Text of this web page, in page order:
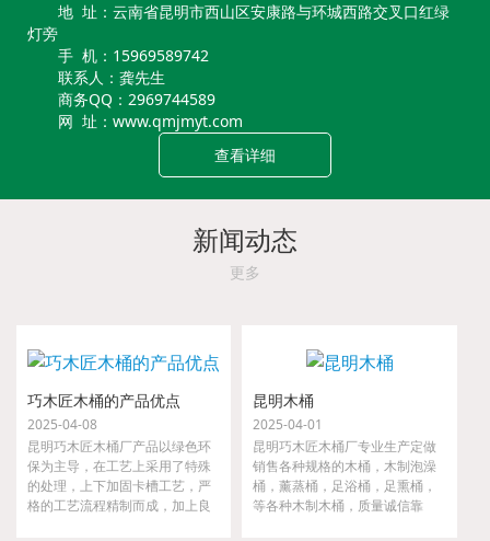
地 址：云南省昆明市西山区安康路与环城西路交叉口红绿
灯旁
手 机：15969589742
联系人：龚先生
商务QQ：2969744589
网 址：www.qmjmyt.com
查看详细
新闻动态
更多
巧木匠木桶的产品优点
2025-04-08
昆明巧木匠木桶厂产品以绿色环
保为主导，在工艺上采用了特殊
的处理，上下加固卡槽工艺，严
格的工艺流程精制而成，加上良
昆明木桶
2025-04-01
昆明巧木匠木桶厂专业生产定做
销售各种规格的木桶，木制泡澡
桶，薰蒸桶，足浴桶，足熏桶，
等各种木制木桶，质量诚信靠